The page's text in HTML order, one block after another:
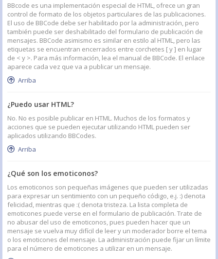
BBcode es una implementación especial de HTML, ofrece un gran
control de formato de los objetos particulares de las publicaciones.
El uso de BBCode debe ser habilitado por la administración, pero
también puede ser deshabilitado del formulario de publicación de
mensajes. BBCode asimismo es similar en estilo al HTML, pero las
etiquetas se encuentran encerrados entre corchetes [ y ] en lugar
de < y >. Para más información, lea el manual de BBCode. El enlace
aparece cada vez que va a publicar un mensaje.
Arriba
¿Puedo usar HTML?
No. No es posible publicar en HTML. Muchos de los formatos y
acciones que se pueden ejecutar utilizando HTML pueden ser
aplicados utilizando BBCodes.
Arriba
¿Qué son los emoticonos?
Los emoticonos son pequeñas imágenes que pueden ser utilizadas
para expresar un sentimiento con un pequeño código, e.j. :) denota
felicidad, mientras que :( denota tristeza. La lista completa de
emoticones puede verse en el formulario de publicación. Trate de
no abusar del uso de emoticonos, pues pueden hacer que un
mensaje se vuelva muy difícil de leer y un moderador borre el tema
o los emoticones del mensaje. La administración puede fijar un límite
para el número de emoticones a utilizar en un mensaje.